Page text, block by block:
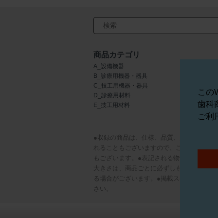
検索キーワード入力
商品カテゴリ
A_設備機器
B_診療用機器・器具
C_技工用機器・器具
D_診療用材料
E_技工用材料
I_矯正器材
J_歯科用薬
●収録の商品は、仕様、品質、形状、パッ
れることもございますので、ご注意くださ
もございます。●表記される物性データ等
大きさは、商品ごとに必ずしも同比率に
る場合がございます。●掲載スペースの都
さい。
この
歯科
ご利